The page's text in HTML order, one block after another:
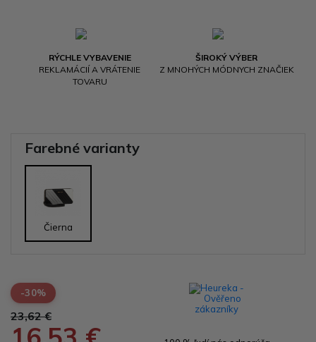
RÝCHLE VYBAVENIE
REKLAMÁCIÍ A VRÁTENIE
TOVARU
ŠIROKÝ VÝBER
Z MNOHÝCH MÓDNYCH ZNAČIEK
Farebné varianty
Čierna
-30%
23,62 €